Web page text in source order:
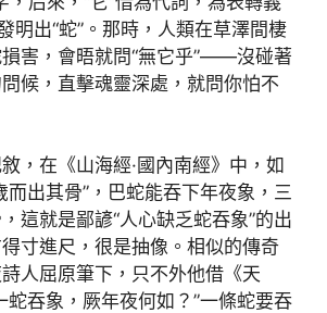
明出“蛇”。那時，人類在草澤間棲
害，會晤就問“無它乎”——沒碰著
候，直擊魂靈深處，就問你怕不
，在《山海經·國內南經》中，如
而出其骨”，巴蛇能吞下年夜象，三
這就是鄙諺“人心缺乏蛇吞象”的出
寸進尺，很是抽像。相似的傳奇
人屈原筆下，只不外他借《天
蛇吞象，厥年夜何如？”一條蛇要吞